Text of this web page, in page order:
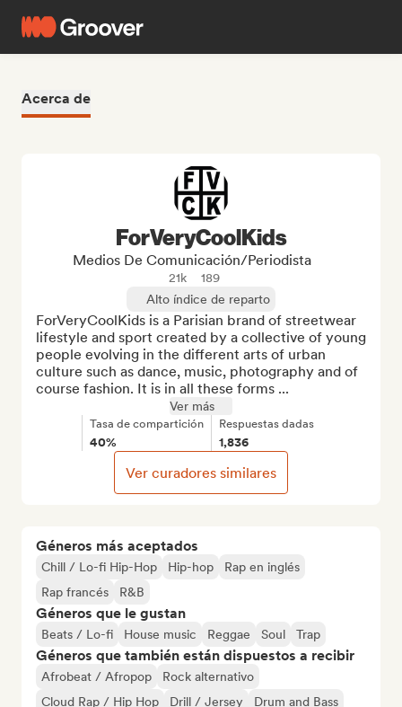
Acerca de
Géneros más aceptados
Chill / Lo-fi Hip-Hop Hip-hop
Rap en inglés
Rap francés
R&B
Géneros que le gustan
Beats / Lo-fi House music Reggae Soul Trap
Géneros que también están dispuestos a recibir
Afrobeat / Afropop
Rock alternativo
Cloud Rap / Hip Hop
Drill / Jersey
Drum and Bass
ForVeryCoolKids
Medios De Comunicación/Periodista
21k
189
Alto índice de reparto
ForVeryCoolKids is a Parisian brand of streetwear
lifestyle and sport created by a collective of young
people evolving in the different arts of urban
culture such as dance, music, photography and of
course fashion. It is in all these forms ...
Ver más
Tasa de compartición
40%
Respuestas dadas
1,836
Ver curadores similares